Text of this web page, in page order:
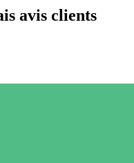
avis clients